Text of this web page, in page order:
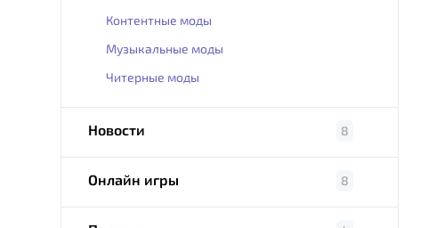
Контентные моды
Музыкальные моды
Читерные моды
Новости 8
Онлайн игры 8